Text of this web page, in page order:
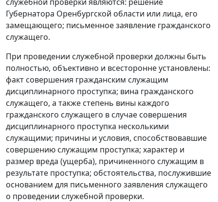
Губернатора Оренбургской области или лица, его
замещающего; письменное заявление гражданского
служащего.
При проведении служебной проверки должны быть
полностью, объективно и всесторонне установлены:
факт совершения гражданским служащим
дисциплинарного проступка; вина гражданского
служащего, а также степень вины каждого
гражданского служащего в случае совершения
дисциплинарного проступка несколькими
служащими; причины и условия, способствовавшие
совершению служащим проступка; характер и
размер вреда (ущерба), причиненного служащим в
результате проступка; обстоятельства, послужившие
основанием для письменного заявления служащего
о проведении служебной проверки.